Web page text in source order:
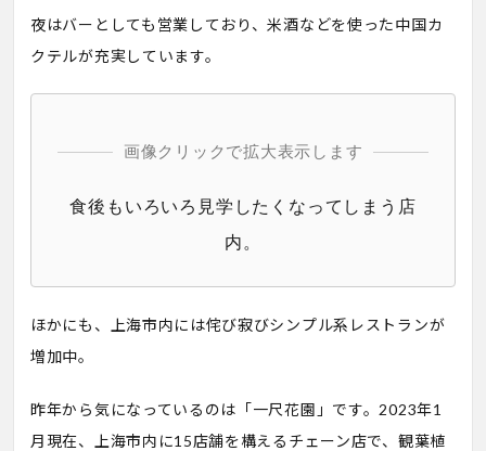
夜はバーとしても営業しており、米酒などを使った中国カ
クテルが充実しています。
画像クリックで拡大表示します
食後もいろいろ見学したくなってしまう店
内。
ほかにも、上海市内には侘び寂びシンプル系レストランが
増加中。
昨年から気になっているのは「一尺花園」です。2023年1
月現在、上海市内に15店舗を構えるチェーン店で、観葉植